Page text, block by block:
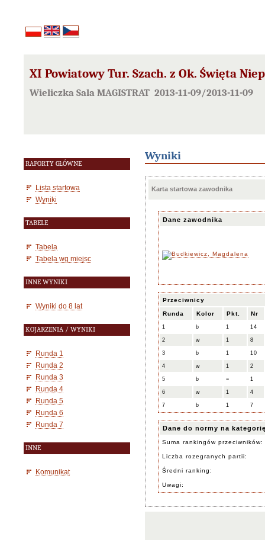
XI Powiatowy Tur. Szach. z Ok. Święta
Wieliczka Sala MAGISTRAT 2013-11-09/2013-11-09
RAPORTY GŁÓWNE
Lista startowa
Wyniki
TABELE
Tabela
Tabela wg miejsc
INNE WYNIKI
Wyniki do 8 lat
KOJARZENIA / WYNIKI
Runda 1
Runda 2
Runda 3
Runda 4
Runda 5
Runda 6
Runda 7
INNE
Komunikat
Wyniki
Karta startowa zawodnika
Dane zawodnika
Przeciwnicy
Runda Kolor Pkt. Nr
1 b 1 14
2 w 1 8
3 b 1 10
4 w 1 2
5 b = 1
6 w 1 4
7 b 1 7
Dane do normy na
Suma rankingów przeciwników:
Liczba rozegranych partii:
Średni ranking:
Uwagi: